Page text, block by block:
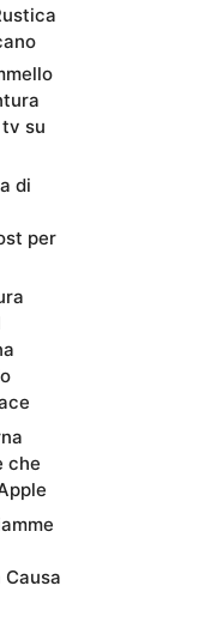
su
di
per
che